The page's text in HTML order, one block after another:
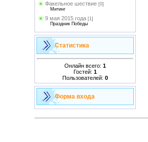
Факельное шествие [0]
Митинг
9 мая 2015 года [1]
Праздник Победы
Статистика
Онлайн всего: 1
Гостей: 1
Пользователей: 0
Форма входа